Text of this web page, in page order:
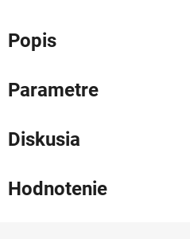
Popis
Parametre
Diskusia
Hodnotenie